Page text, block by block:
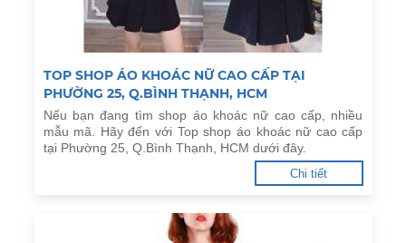
TOP SHOP ÁO KHOÁC NỮ CAO CẤP TẠI
PHƯỜNG 25, Q.BÌNH THẠNH, HCM
Nếu bạn đang tìm shop áo khoác nữ cao cấp, nhiều
mẫu mã. Hãy đến với Top shop áo khoác nữ cao cấp
tại Phường 25, Q.Bình Thạnh, HCM dưới đây.
Chi tiết